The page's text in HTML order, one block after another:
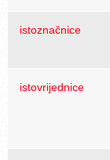
istoznačnice
istovrijednice